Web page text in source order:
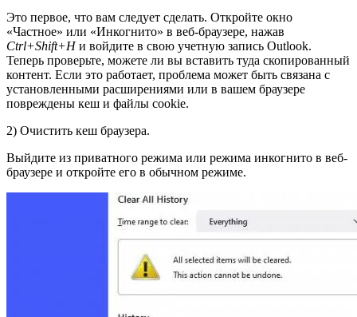
Это первое, что вам следует сделать. Откройте окно
«Частное» или «Инкогнито» в веб-браузере, нажав
Ctrl+Shift+Ни войдите в свою учетную запись Outlook.
Теперь проверьте, можете ли вы вставить туда скопированный
контент. Если это работает, проблема может быть связана с
установленными расширениями или в вашем браузере
повреждены кеш и файлы cookie.
2) Очистить кеш браузера.
Выйдите из приватного режима или режима инкогнито в веб-
браузере и откройте его в обычном режиме.